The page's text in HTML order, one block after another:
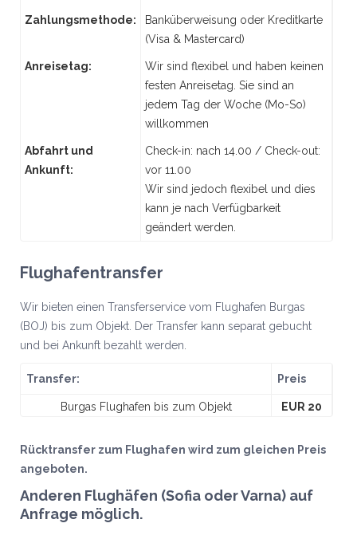
Zahlungsmethode:
Banküberweisung oder Kreditkarte
(Visa & Mastercard)
Anreisetag:
Wir sind flexibel und haben keinen
festen Anreisetag. Sie sind an
jedem Tag der Woche (Mo-So)
willkommen
Abfahrt und
Ankunft:
Check-in: nach 14.00 / Check-out:
vor 11.00
Wir sind jedoch flexibel und dies
kann je nach Verfügbarkeit
geändert werden.
Flughafentransfer
Wir bieten einen Transferservice vom Flughafen Burgas
(BOJ) bis zum Objekt. Der Transfer kann separat gebucht
und bei Ankunft bezahlt werden.
Transfer: Preis
Burgas Flughafen bis zum Objekt EUR 20
Rücktransfer zum Flughafen wird zum gleichen Preis
angeboten.
Anderen Flughäfen (Sofia oder Varna) auf
Anfrage möglich.